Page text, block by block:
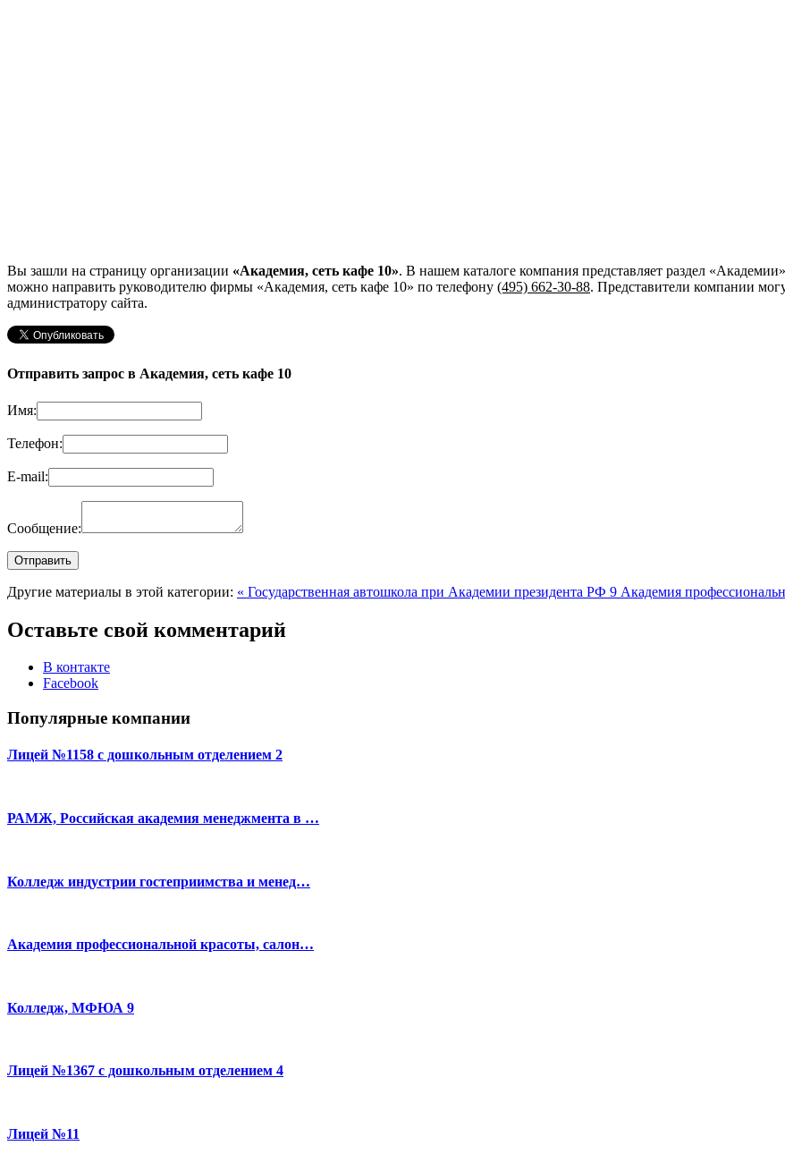
Вы зашли на страницу организации «Академия, сеть кафе 10». В нашем каталоге компания представляет раздел
можно направить руководителю фирмы «Академия, сеть кафе 10» по телефону (495) 662-30-88. Представители компании
администратору сайта.
Отправить запрос в Академия, сеть кафе 10
Имя:
Телефон:
E-mail:
Сообщение:
Другие материалы в этой категории: « Государственная автошкола при Академии президента РФ 9 Академия
Оставьте свой комментарий
В контакте
Facebook
Популярные компании
Лицей №1158 с дошкольным отделением 2
РАМЖ, Российская академия менеджмента в …
Колледж индустрии гостеприимства и менед…
Академия профессиональной красоты, салон…
Колледж, МФЮА 9
Лицей №1367 с дошкольным отделением 4
Лицей №11